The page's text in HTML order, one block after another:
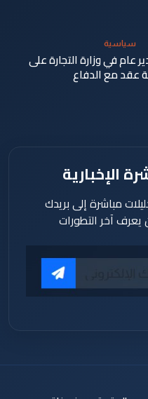
سياسية
عام في وزارة التجارة على
عقد مع الدفاع
الإخبارية
مباشرة إلى بريدك
آخر التطورات